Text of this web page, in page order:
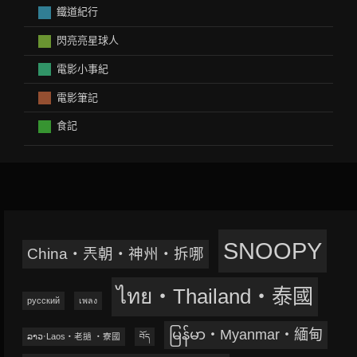
鐵道紀行
閃亮亮星球人
電影小事紀
電影筆記
食記
China‧兲朝‧神州‧拆哪 SNOOPY
русский เพลง ไทย‧Thailand‧泰國
ລາວ‧Laos‧老撾 ‧寮國 བོད မြန်မာ‧Myanmar‧緬甸